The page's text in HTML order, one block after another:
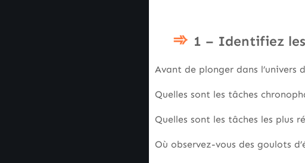
1 – Identifiez
Avant de plonger dans
Quelles sont les tâches
Quelles sont les tâches les plus
Où observez-vous des goulots